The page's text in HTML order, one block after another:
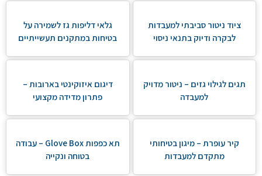
ציוד ניטור סביבתי למעבדות
לבקרה ודיוק בתנאי ניסוי
גלאי דליפות גז לשמירה על
בטיחות במתקנים תעשייתיים
תגים לגילוי גזים – ניטור מדויק
למעבדה
דיגום איזוקינטי בארובות –
פתרון מדידה מקצועי
קיר עופרת – מיגון בטיחותי
מתקדם למעבדות
תא כפפות Glove Box – עבודה
בטוחה ונקייה